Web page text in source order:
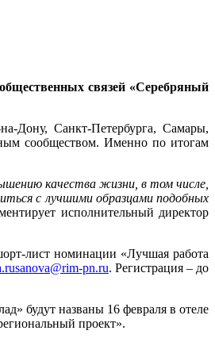
связей «Серебряный
Дону, Санкт-Петербурга, Самары,
сообществом. Именно по итогам
качества жизни, в том числе,
с лучшими образцами подобных
исполнительный директор
лист номинации «Лучшая работа
pn.ru. Регистрация – до
будут названы 16 февраля в отеле
проект».